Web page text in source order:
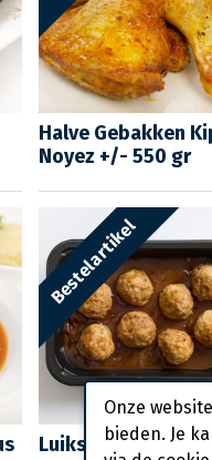
Halve Gebakken
Noyez +/- 550 gr
Bestelartikel
Luikse Balletjes
Onze
bieden. Je